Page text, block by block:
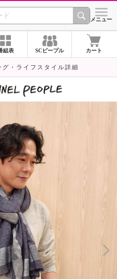
CHANNEL シメニュー
組表 SCピープル カート
グ・ライフスタイル詳細